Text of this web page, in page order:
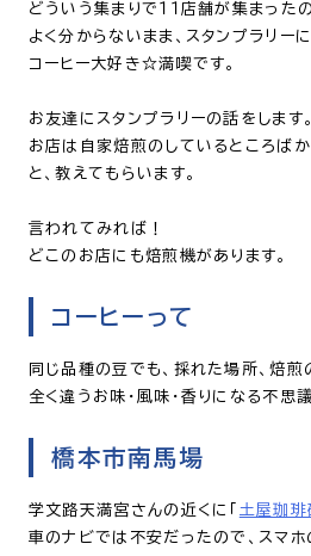
どういう集まりで１１店舗が集まった
よく分からないまま、スタンプラリー
コーヒー大好き☆満喫です。
お友達にスタンプラリーの話をします。
お店は自家焙煎のしているところばか
と、教えてもらいます。
言われてみれば！
どこのお店にも焙煎機があります。
コーヒーって
同じ品種の豆でも、採れた場所、焙煎
全く違うお味・風味・香りになる不思議
橋本市南馬場
学文路天満宮さんの近くに「 土屋珈琲
車のナビでは不安だったので、スマ